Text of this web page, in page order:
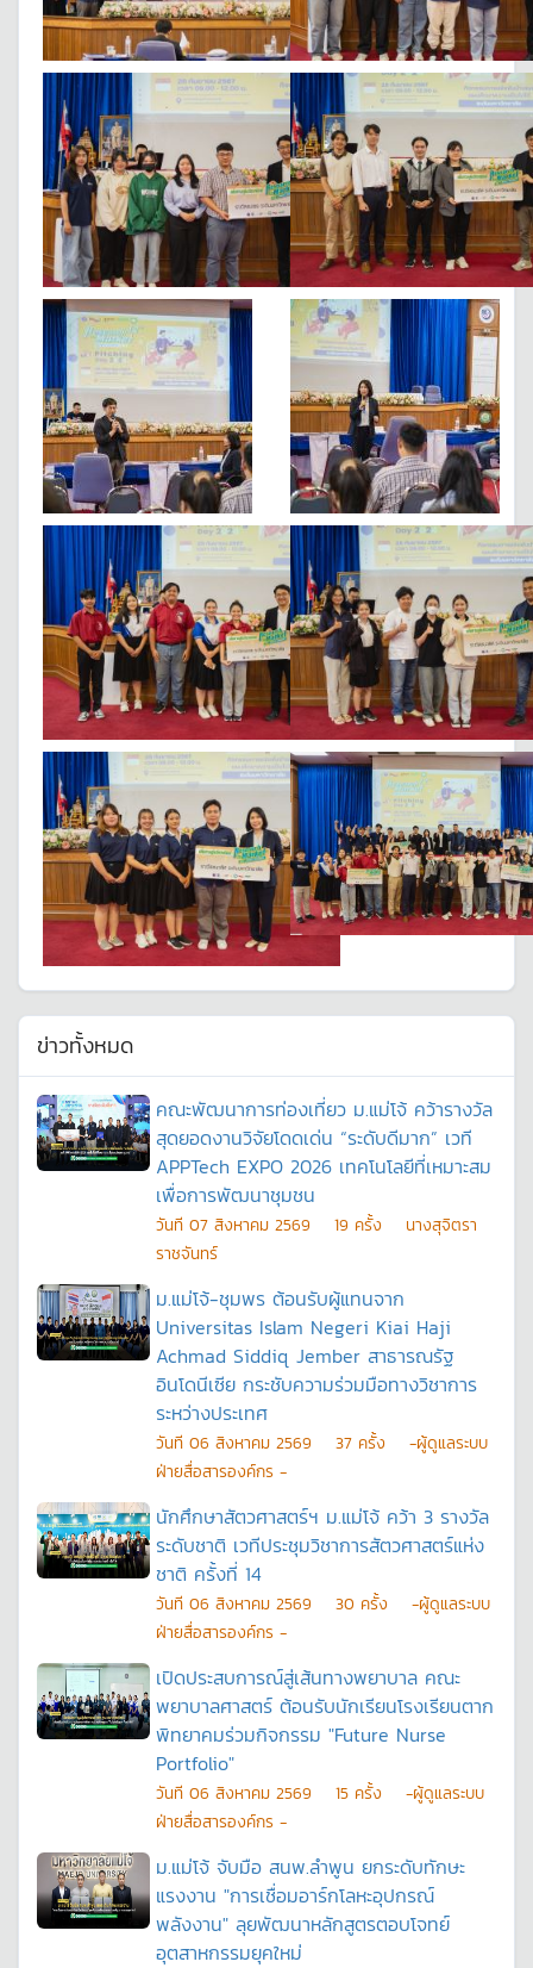
ข่าวทั้งหมด
คณะพัฒนาการท่องเที่ยว ม.แม่โจ้ คว้ารางวัล
สุดยอดงานวิจัยโดดเด่น “ระดับดีมาก” เวที
APPTech EXPO 2026 เทคโนโลยีที่เหมาะสม
เพื่อการพัฒนาชุมชน
วันที 07 สิงหาคม 2569 19 ครั้ง
นางสุจิตรา
ราชจันทร์
ม.แม่โจ้-ชุมพร ต้อนรับผู้แทนจาก
Universitas Islam Negeri Kiai Haji
Achmad Siddiq Jember สาธารณรัฐ
อินโดนีเซีย กระชับความร่วมมือทางวิชาการ
ระหว่างประเทศ
วันที 06 สิงหาคม 2569 37 ครั้ง
-ผู้ดูแลระบบ
ฝ่ายสื่อสารองค์กร -
นักศึกษาสัตวศาสตร์ฯ ม.แม่โจ้ คว้า 3 รางวัล
ระดับชาติ เวทีประชุมวิชาการสัตวศาสตร์แห่ง
ชาติ ครั้งที่ 14
วันที 06 สิงหาคม 2569 30 ครั้ง
-ผู้ดูแลระบบ
ฝ่ายสื่อสารองค์กร -
เปิดประสบการณ์สู่เส้นทางพยาบาล คณะ
พยาบาลศาสตร์ ต้อนรับนักเรียนโรงเรียนตาก
พิทยาคมร่วมกิจกรรม "Future Nurse
Portfolio"
วันที 06 สิงหาคม 2569 15 ครั้ง
-ผู้ดูแลระบบ
ฝ่ายสื่อสารองค์กร -
ม.แม่โจ้ จับมือ สนพ.ลำพูน ยกระดับทักษะ
แรงงาน "การเชื่อมอาร์กโลหะอุปกรณ์
พลังงาน" ลุยพัฒนาหลักสูตรตอบโจทย์
อุตสาหกรรมยุคใหม่